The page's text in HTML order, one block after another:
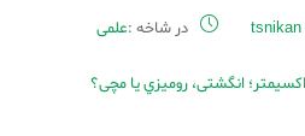
tsnikan در شاخه :علمی